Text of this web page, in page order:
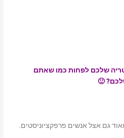
שלכם לפחות כמו שאתם
🙂
גם אצל אנשים פרפקציוניסטים.